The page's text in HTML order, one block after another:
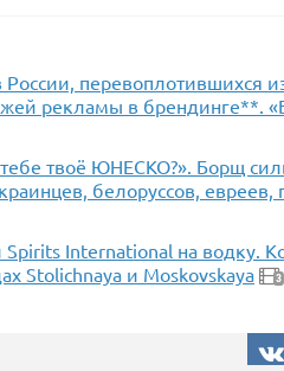
перевоплотившихся
рекламы в брендинге**.
твоё ЮНЕСКО?». Борщ
белоруссов, евреев,
International на водку.
Stolichnaya и Moskovskaya
3